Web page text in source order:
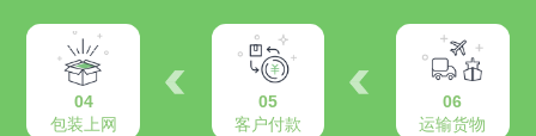
04
包装上网
05
客户付款
06
运输货物